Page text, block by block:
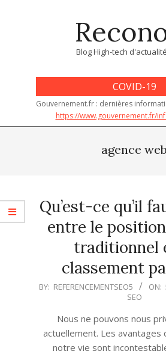
Blog High-tech
COVID-19
Gouvernement.fr : dernières
https://www.gouvernement.fr/
agence web
Qu’est-ce qu’il
entre le
traditionnel
classement
2012-
BY: REFERENCEMENTSEO5 ON:
SEO
Nous ne pouvons nous
actuellement. Les avantages
notre vie sont